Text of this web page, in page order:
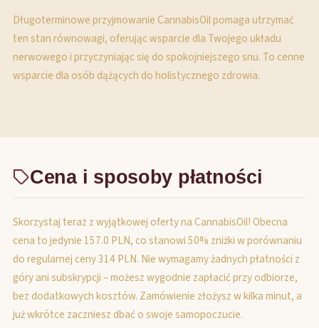
Długoterminowe przyjmowanie CannabisOil pomaga utrzymać
ten stan równowagi, oferując wsparcie dla Twojego układu
nerwowego i przyczyniając się do spokojniejszego snu. To cenne
wsparcie dla osób dążących do holistycznego zdrowia.
Cena i sposoby płatności
Skorzystaj teraz z wyjątkowej oferty na CannabisOil! Obecna
cena to jedynie 157.0 PLN, co stanowi 50% zniżki w porównaniu
do regularnej ceny 314 PLN. Nie wymagamy żadnych płatności z
góry ani subskrypcji – możesz wygodnie zapłacić przy odbiorze,
bez dodatkowych kosztów. Zamówienie złożysz w kilka minut, a
już wkrótce zaczniesz dbać o swoje samopoczucie.